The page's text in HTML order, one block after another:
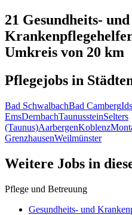
21 Gesundheits- und
Umkreis von 20 km
Pflegejobs in
Bad SchwalbachBad Camberg
EmsDernbachTaunussteinSelters
(Taunus)AarbergenKoblenz
GrenzhausenWeilmünster
Weitere Jobs in
Pflege und Betreuung
Gesundheits- und